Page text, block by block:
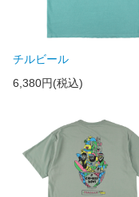
チルビール
6,380円(税込)